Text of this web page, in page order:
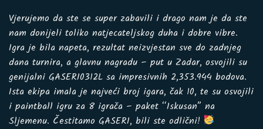
Vjerujemo da ste se super zabavili i drago nam je da ste
nam donijeli toliko natjecateljskog duha i dobre vibre.
Igra je bila napeta, rezultat neizvjestan sve do zadnjeg
dana turnira, a glavnu nagradu – put u Zadar, osvojili su
genijalni GASERI0312L sa impresivnih 2,353.944 bodova.
Ista ekipa imala je najveći broj igara, čak 10, te su osvojili
i paintball igru za 8 igrača – paket “Iskusan” na
Sljemenu. Čestitamo GASERI, bili ste odlični!